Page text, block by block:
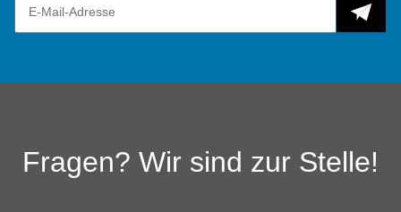
Fragen? Wir sind zur Stelle!